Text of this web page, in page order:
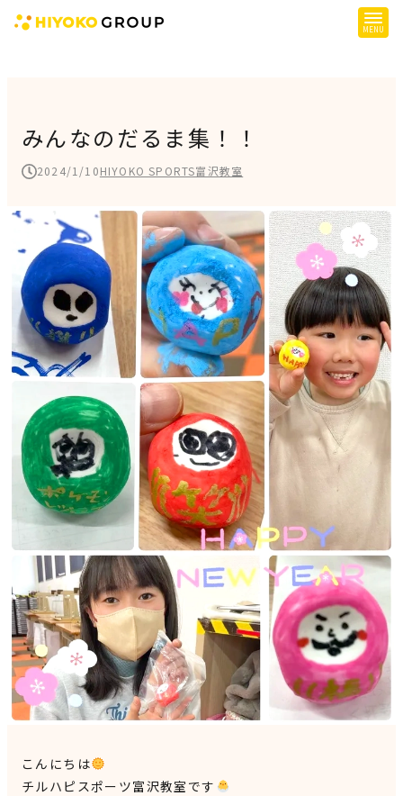
提供サービス
子育て支援
障がい者支援
施設一覧
会社概要
お知らせ
採用情報
施設空き状況はこちら
見学申込・お問合せ
みんなのだるま集！！
2024/1/10HIYOKO SPORTS富沢教室
こんにちは
チルハピスポーツ富沢教室です